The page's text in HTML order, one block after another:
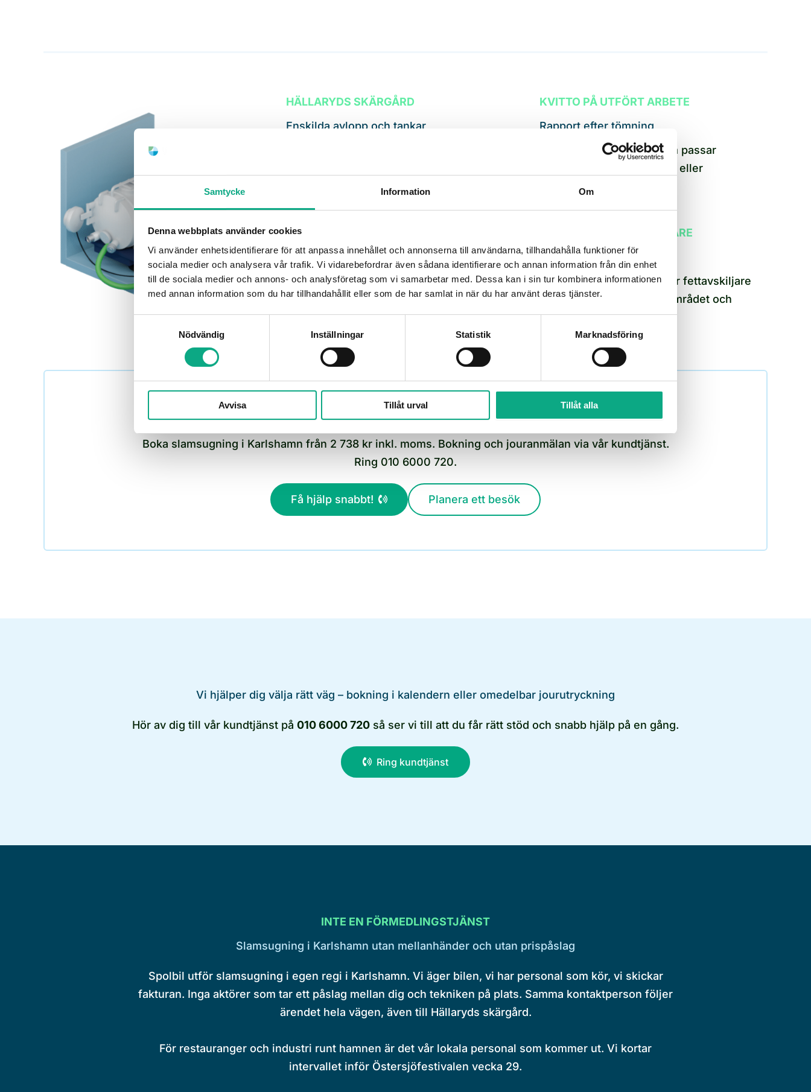
Samtycke Information Om
Denna webbplats använder cookies
Vi använder enhetsidentifierare för att anpassa innehållet och annonserna till användarna, tillhandahålla funktioner för
sociala medier och analysera vår trafik. Vi vidarebefordrar även sådana identifierare och annan information från din enhet
till de sociala medier och annons- och analysföretag som vi samarbetar med. Dessa kan i sin tur kombinera informationen
med annan information som du har tillhandahållit eller som de har samlat in när du har använt deras tjänster.
Nödvändig
Inställningar Statistik Marknadsföring
Avvisa Tillåt urval Tillåt alla
HÄLLARYDS SKÄRGÅRD
Enskilda avlopp och tankar
skärgårdsbestånd.
KVITTO PÅ UTFÖRT ARBETE
Rapport efter tömning
Du får dokumentation som passar
Miljöförbundet, försäkring eller
fastighetens egen pärm.
INTE EN FÖRMEDLINGSTJÄNST
Vi äger bilen själva
Det är vi som kör bilen, tömmer brunnen
och skriver rapporten. En kontakt, en
faktura.
HAMNENS FETTAVSKILJARE
Restauranger och industri
Tömning enligt schema för fettavskiljare
kring gästhamnen, AAK-området och
Stilleryd.
Boka slamsugning i Karlshamn från 2 738 kr inkl. moms. Bokning och jouranmälan via vår kundtjänst.
Ring 010 6000 720.
Få hjälp snabbt! Planera ett besök
Vi hjälper dig välja rätt väg – bokning i kalendern eller omedelbar jourutryckning
Hör av dig till vår kundtjänst på 010 6000 720 så ser vi till att du får rätt stöd och snabb hjälp på en gång.
Ring kundtjänst
INTE EN FÖRMEDLINGSTJÄNST
Slamsugning i Karlshamn utan mellanhänder och utan prispåslag
Spolbil utför slamsugning i egen regi i Karlshamn. Vi äger bilen, vi har personal som kör, vi skickar
fakturan. Inga aktörer som tar ett påslag mellan dig och tekniken på plats. Samma kontaktperson följer
ärendet hela vägen, även till Hällaryds skärgård.
För restauranger och industri runt hamnen är det vår lokala personal som kommer ut. Vi kortar
intervallet inför Östersjöfestivalen vecka 29.